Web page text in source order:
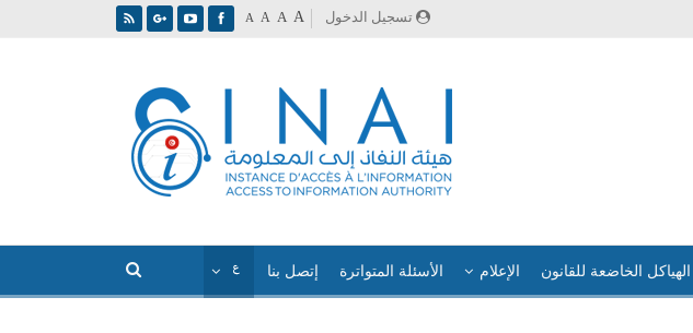
تسجيل الدخول A A A A
الهياكل الخاضعة للقانون الإعلام الأسئلة المتواترة إتصل بنا